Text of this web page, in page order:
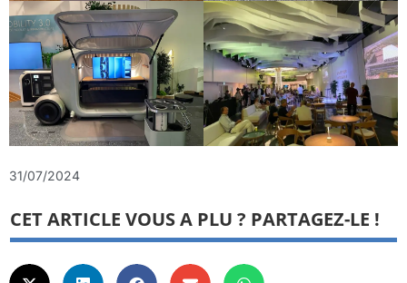
31/07/2024
CET ARTICLE VOUS A PLU ? PARTAGEZ-LE !